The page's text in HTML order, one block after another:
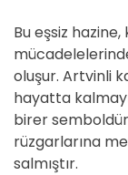
Bu eşsiz
oluşur. Artvinli
hayatta
birer
rüzgarlarına
salmıştır.